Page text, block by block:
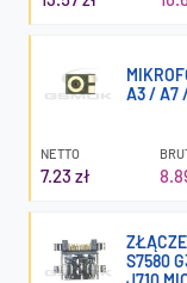
A3 / A7
NETTO
7.23 zł
S7580